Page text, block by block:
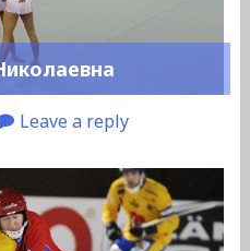
Leave a reply